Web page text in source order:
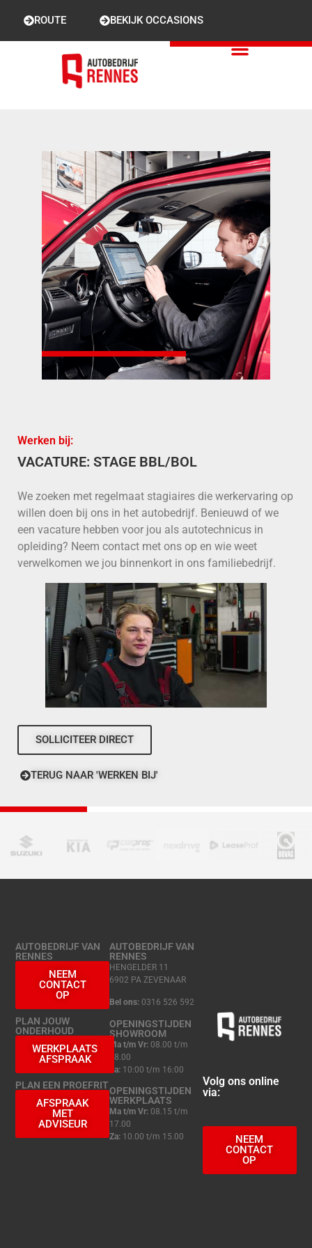
ROUTE BEKIJK OCCASIONS
Werken bij:
VACATURE: STAGE BBL/BOL
We zoeken met regelmaat stagiaires die werkervaring op
willen doen bij ons in het autobedrijf. Benieuwd of we
een vacature hebben voor jou als autotechnicus in
opleiding? Neem contact met ons op en wie weet
verwelkomen we jou binnenkort in ons familiebedrijf.
SOLLICITEER DIRECT
TERUG NAAR 'WERKEN BIJ'
Volg ons online
via:
NEEM
CONTACT
OP
AUTOBEDRIJF VAN
RENNES
HENGELDER 11
6902 PA ZEVENAAR
Bel ons:0316 526 592
OPENINGSTIJDEN
SHOWROOM
Ma t/m Vr:08.00 t/m
18.00
Za:10:00 t/m 16:00
OPENINGSTIJDEN
WERKPLAATS
Ma t/m Vr:08.15 t/m
17.00
Za:10.00 t/m 15.00
AUTOBEDRIJF VAN
RENNES
NEEM
CONTACT
OP
PLAN JOUW
ONDERHOUD
WERKPLAATS
AFSPRAAK
PLAN EEN PROEFRIT
AFSPRAAK
MET
ADVISEUR